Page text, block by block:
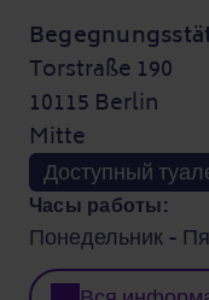
Torstraße 190
10115 Berlin
Mitte
Доступный
Часы работы:
Понедельник -